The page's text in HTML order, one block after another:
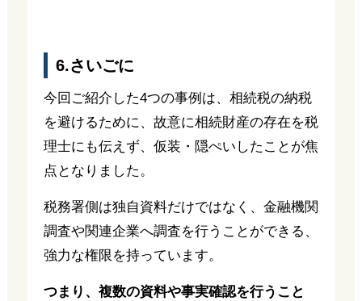
6.さいごに
今回ご紹介した4つの事例は、相続税の納税
を避けるために、故意に相続財産の存在を税
理士にも伝えず、仮装・隠ぺいしたことが焦
点となりました。
税務署側は独自資料だけではなく、金融機関
調査や関連企業へ調査を行うことができる、
強力な権限を持っています。
つまり、複数の資料や事実確認を行うこと